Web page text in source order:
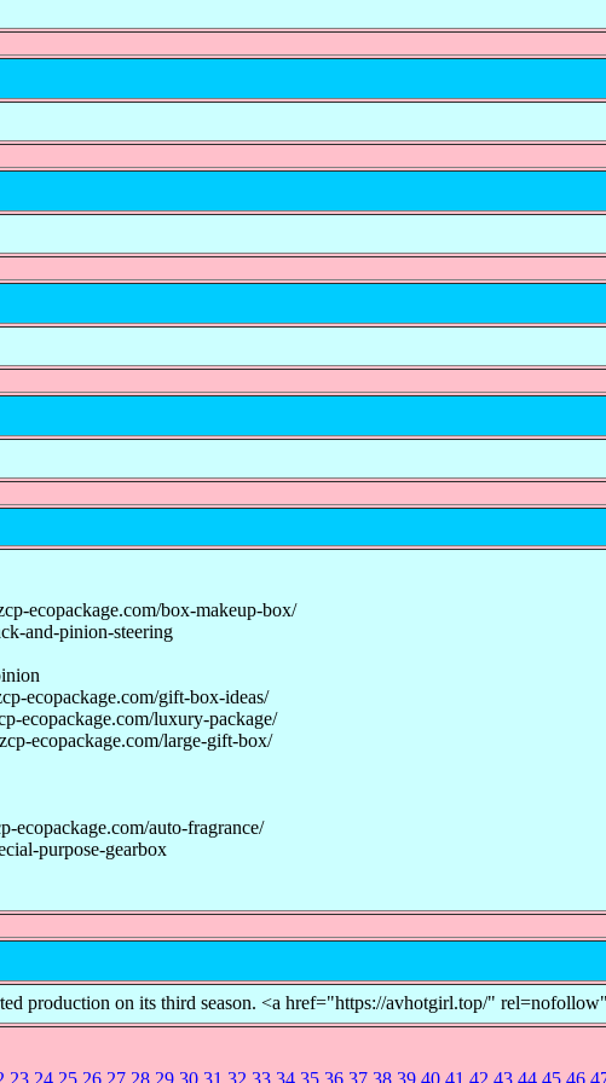
ecopackage.com/box-makeup-box/
and-pinion-steering
ecopackage.com/gift-box-ideas/
ecopackage.com/luxury-package/
ecopackage.com/large-gift-box/
ecopackage.com/auto-fragrance/
purpose-gearbox
production on its third season. <a href="https://avhotgirl.top/"
23 24 25 26 27 28 29 30 31 32 33 34 35 36 37 38 39 40 41 42 43 44 45 46